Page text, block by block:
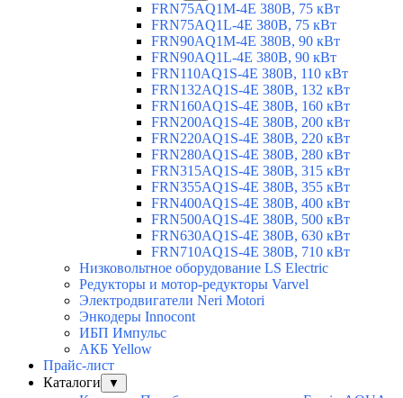
FRN75AQ1M-4E 380В, 75 кВт
FRN75AQ1L-4E 380В, 75 кВт
FRN90AQ1M-4E 380В, 90 кВт
FRN90AQ1L-4E 380В, 90 кВт
FRN110AQ1S-4E 380В, 110 кВт
FRN132AQ1S-4E 380В, 132 кВт
FRN160AQ1S-4E 380В, 160 кВт
FRN200AQ1S-4E 380В, 200 кВт
FRN220AQ1S-4E 380В, 220 кВт
FRN280AQ1S-4E 380В, 280 кВт
FRN315AQ1S-4E 380В, 315 кВт
FRN355AQ1S-4E 380В, 355 кВт
FRN400AQ1S-4E 380В, 400 кВт
FRN500AQ1S-4E 380В, 500 кВт
FRN630AQ1S-4E 380В, 630 кВт
FRN710AQ1S-4E 380В, 710 кВт
Низковольтное оборудование LS Electric
Редукторы и мотор-редукторы Varvel
Электродвигатели Neri Motori
Энкодеры Innocont
ИБП Импульс
АКБ Yellow
Прайс-лист
Каталоги
▼